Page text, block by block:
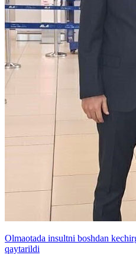
Olmaotada insultni boshdan
qaytarildi